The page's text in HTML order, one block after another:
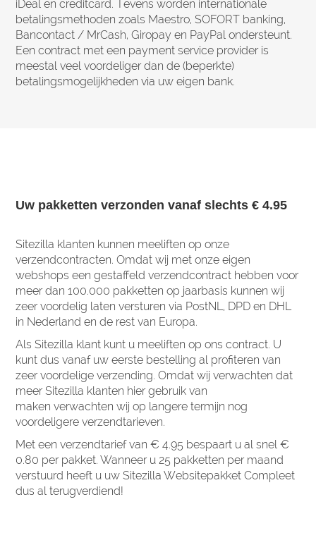
iDeal en creditcard. Tevens worden internationale
betalingsmethoden zoals Maestro, SOFORT banking,
Bancontact / MrCash, Giropay en PayPal ondersteunt.
Een contract met een payment service provider is
meestal veel voordeliger dan de (beperkte)
betalingsmogelijkheden via uw eigen bank.
Uw pakketten verzonden vanaf slechts € 4.95
Sitezilla klanten kunnen meeliften op onze
verzendcontracten. Omdat wij met onze eigen
webshops een gestaffeld verzendcontract hebben voor
meer dan 100.000 pakketten op jaarbasis kunnen wij
zeer voordelig laten versturen via PostNL, DPD en DHL
in Nederland en de rest van Europa.
Als Sitezilla klant kunt u meeliften op ons contract. U
kunt dus vanaf uw eerste bestelling al profiteren van
zeer voordelige verzending. Omdat wij verwachten dat
meer Sitezilla klanten hier gebruik van
maken verwachten wij op langere termijn nog
voordeligere verzendtarieven.
Met een verzendtarief van € 4.95 bespaart u al snel €
0.80 per pakket. Wanneer u 25 pakketten per maand
verstuurd heeft u uw Sitezilla Websitepakket Compleet
dus al terugverdiend!